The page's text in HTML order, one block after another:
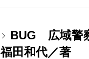
BUG 広域警
福田和代／著